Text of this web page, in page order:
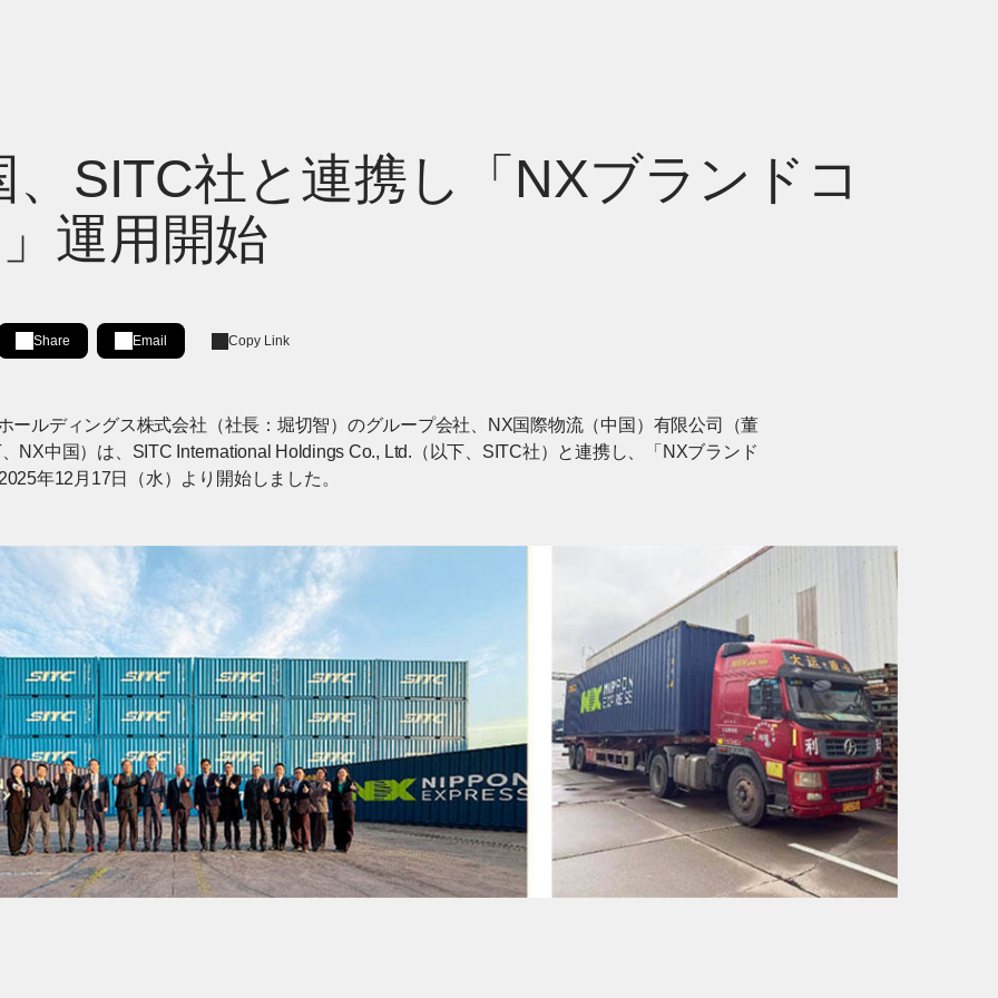
、SITC社と連携し「NXブランドコ
運用開始
Share
Share on LinkedIn
[Open in new window]
Email Copy Link
ールディングス株式会社（社長：堀切智）のグループ会社、NX国際物流（中国）有限公司（董
NX中国）は、SITC International Holdings Co., Ltd.（以下、SITC社）と連携し、「NXブランド
年12月17日（水）より開始しました。